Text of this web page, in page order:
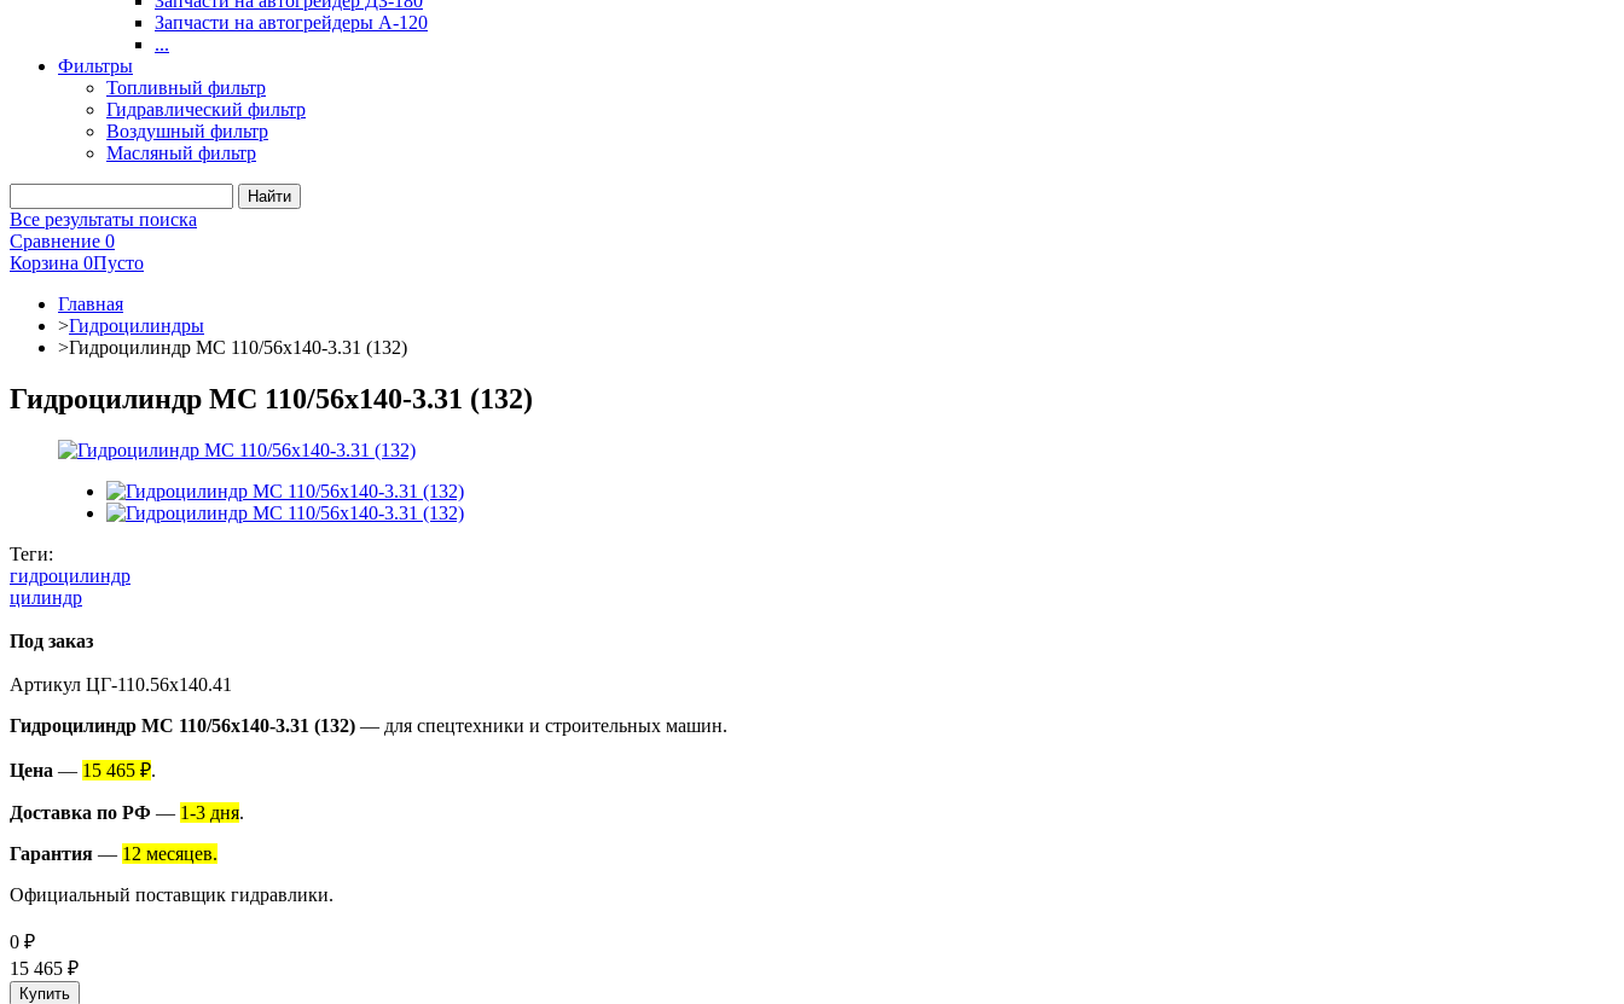
Запчасти на автогрейдеры А-120
...
Фильтры
Топливный фильтр
Гидравлический фильтр
Воздушный фильтр
Масляный фильтр
Все результаты поиска
Сравнение 0
Корзина 0Пусто
Главная
>Гидроцилиндры
>Гидроцилиндр МС 110/56х140-3.31 (132)
Гидроцилиндр МС 110/56х140-3.31 (132)
Теги:
гидроцилиндр
цилиндр
Под заказ
Артикул ЦГ-110.56х140.41
Гидроцилиндр МС 110/56х140-3.31 (132) — для спецтехники и строительных машин.
Цена — 15 465 ₽.
Доставка по РФ — 1-3 дня.
Гарантия — 12 месяцев.
Официальный поставщик гидравлики.
0 ₽
15 465 ₽